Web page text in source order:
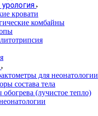
кровати
комбайны
для неонатологии
состава тела
(лучистое тепло)